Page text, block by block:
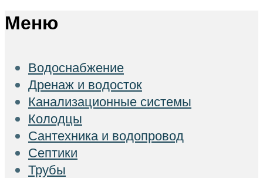
Меню
Водоснабжение
Дренаж и водосток
Канализационные системы
Колодцы
Сантехника и водопровод
Септики
Трубы